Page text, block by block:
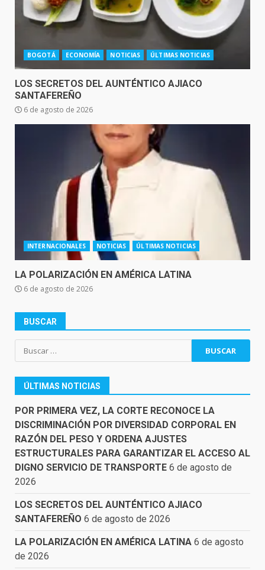
BOGOTÁ ECONOMÍA NOTICIAS ÚLTIMAS NOTICIAS
LOS SECRETOS DEL AUNTÉNTICO AJIACO
SANTAFEREÑO
6 de agosto de 2026
INTERNACIONALES NOTICIAS ÚLTIMAS NOTICIAS
LA POLARIZACIÓN EN AMÉRICA LATINA
6 de agosto de 2026
BUSCAR
Buscar:
ÚLTIMAS NOTICIAS
POR PRIMERA VEZ, LA CORTE RECONOCE LA
DISCRIMINACIÓN POR DIVERSIDAD CORPORAL EN
RAZÓN DEL PESO Y ORDENA AJUSTES
ESTRUCTURALES PARA GARANTIZAR EL ACCESO AL
DIGNO SERVICIO DE TRANSPORTE 6 de agosto de
2026
LOS SECRETOS DEL AUNTÉNTICO AJIACO
SANTAFEREÑO 6 de agosto de 2026
LA POLARIZACIÓN EN AMÉRICA LATINA 6 de agosto
de 2026